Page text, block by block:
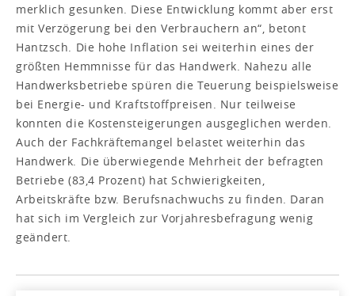
merklich gesunken. Diese Entwicklung kommt aber erst
mit Verzögerung bei den Verbrauchern an“, betont
Hantzsch. Die hohe Inflation sei weiterhin eines der
größten Hemmnisse für das Handwerk. Nahezu alle
Handwerksbetriebe spüren die Teuerung beispielsweise
bei Energie- und Kraftstoffpreisen. Nur teilweise
konnten die Kostensteigerungen ausgeglichen werden.
Auch der Fachkräftemangel belastet weiterhin das
Handwerk. Die überwiegende Mehrheit der befragten
Betriebe (83,4 Prozent) hat Schwierigkeiten,
Arbeitskräfte bzw. Berufsnachwuchs zu finden. Daran
hat sich im Vergleich zur Vorjahresbefragung wenig
geändert.